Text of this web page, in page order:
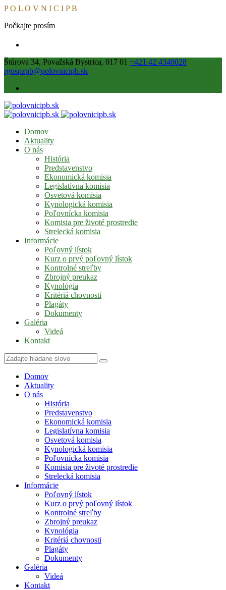
PO L O V N I C I PB
Počkajte prosím
Štúrova 34, Považská Bystrica, 017 01 +421 42 4340028
rgospzpb@polovnicipb.sk
Domov
Aktuality
O nás
História
Predstavenstvo
Ekonomická komisia
Legislatívna komisia
Osvetová komisia
Kynologická komisia
Poľovnícka komisia
Komisia pre životé prostredie
Strelecká komisia
Informácie
Poľovný lístok
Kurz o prvý poľovný lístok
Kontrolné streľby
Zbrojný preukaz
Kynológia
Kritériá chovnosti
Plagáty
Dokumenty
Galéria
Videá
Kontakt
Domov
Aktuality
O nás
História
Predstavenstvo
Ekonomická komisia
Legislatívna komisia
Osvetová komisia
Kynologická komisia
Poľovnícka komisia
Komisia pre životé prostredie
Strelecká komisia
Informácie
Poľovný lístok
Kurz o prvý poľovný lístok
Kontrolné streľby
Zbrojný preukaz
Kynológia
Kritériá chovnosti
Plagáty
Dokumenty
Galéria
Videá
Kontakt